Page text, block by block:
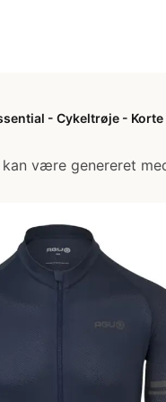
- Cykeltrøje -
være genereret